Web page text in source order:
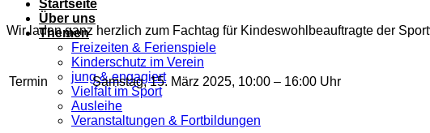
Startseite
Über uns
Themen
Freizeiten & Ferienspiele
Kinderschutz im Verein
jung & engagiert
Vielfalt im Sport
Ausleihe
Veranstaltungen & Fortbildungen
Wir laden ganz herzlich zum Fachtag für Kindeswohlbeauftragte der
Termin Samstag, 15. März 2025, 10:00 – 16:00 Uhr